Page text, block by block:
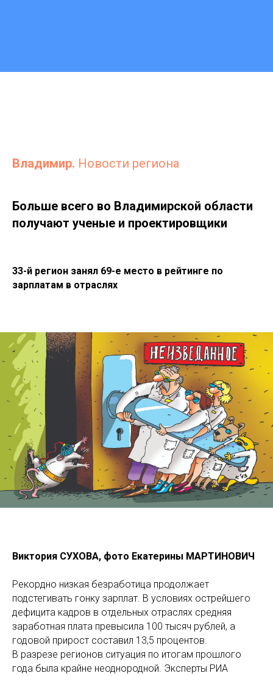
Владимир. Новости региона
Больше всего во Владимирской области
получают ученые и проектировщики
33-й регион занял 69-е место в рейтинге по
зарплатам в отраслях
Виктория СУХОВА, фото Екатерины МАРТИНОВИЧ
Рекордно низкая безработица продолжает
подстегивать гонку зарплат. В условиях острейшего
дефицита кадров в отдельных отраслях средняя
заработная плата превысила 100 тысяч рублей, а
годовой прирост составил 13,5 процентов.
В разрезе регионов ситуация по итогам прошлого
года была крайне неоднородной. Эксперты РИА